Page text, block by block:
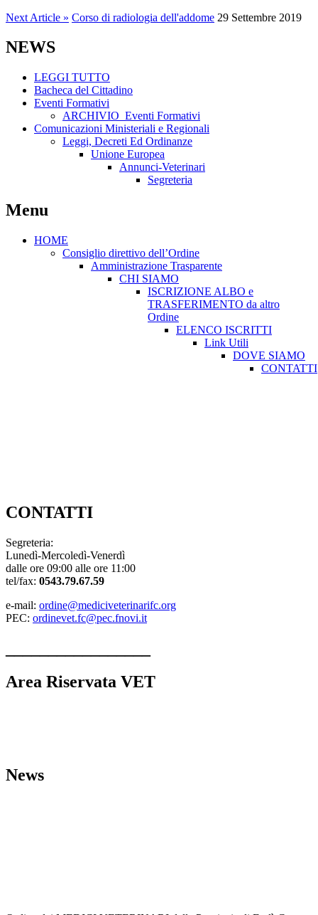
Next Article » Corso di radiologia dell'addome⁩ 29 Settembre 2019
NEWS
LEGGI TUTTO
Bacheca del Cittadino
Eventi Formativi
ARCHIVIO_Eventi Formativi
Comunicazioni Ministeriali e Regionali
Leggi, Decreti Ed Ordinanze
Unione Europea
Annunci-Veterinari
Segreteria
Menu
HOME
Consiglio direttivo dell’Ordine
Amministrazione Trasparente
CHI SIAMO
ISCRIZIONE ALBO e
TRASFERIMENTO da altro
Ordine
ELENCO ISCRITTI
Link Utili
DOVE SIAMO
CONTATTI
CONTATTI
Segreteria:
Lunedì-Mercoledì-Venerdì
dalle ore 09:00 alle ore 11:00
tel/fax: 0543.79.67.59
e-mail: ordine@mediciveterinarifc.org
PEC: ordinevet.fc@pec.fnovi.it
Area Riservata VET
News